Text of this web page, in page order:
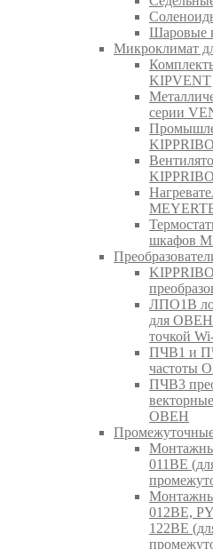
Шаровые
Микроклимат
KIPVENT
серии
шкафов
ЛПО1В
для ОВЕН
точкой
ПЧВ1 и
частоты
ПЧВ3
ОВЕН
011BE
012BE,
122BE